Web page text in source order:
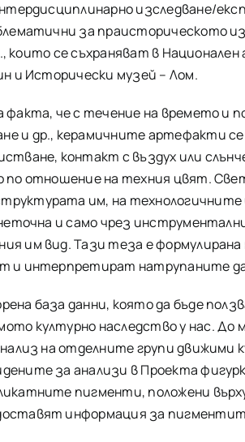
изследване/
за праисторическото
които се съхраняват в
и Исторически музей – Лом.
че с течение на времето и
и др., керамичните артефакти
контакт с въздух или
отношение на техния цвят.
им, на
и само чрез
им вид. Тази теза е
и интерпретират натрупаните
база данни, която да бъде
културно наследство у нас. До
на отделните групи
за анализи в Проекта
пигменти, положени
информация за